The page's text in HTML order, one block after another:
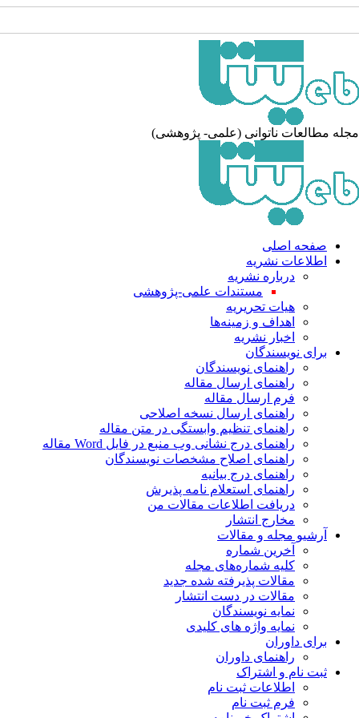
مطالعات ناتوانی (علمی- پژوهشی)
صفحه اصلی
اطلاعات نشریه
درباره نشریه
مستندات علمی-پژوهشی
هیات تحریریه
اهداف و زمینه‌ها
اخبار نشریه
برای نویسندگان
راهنمای نویسندگان
راهنمای ارسال مقاله
فرم ارسال مقاله
راهنمای ارسال نسخه اصلاحی
راهنمای تنظیم وابستگی در متن مقاله
راهنمای درج نشانی وب منبع در فایل Word مقاله
راهنمای اصلاح مشخصات نویسندگان
راهنمای درج بیانیه
راهنمای استعلام نامه پذیرش
دریافت اطلاعات مقالات من
مخارج انتشار
آرشیو مجله و مقالات
آخرین شماره
کلیه شماره‌های مجله
مقالات پذیرفته شده جدید
مقالات در دست انتشار
نمایه نویسندگان
نمایه واژه های کلیدی
برای داوران
راهنمای داوران
ثبت نام و اشتراک
اطلاعات ثبت نام
فرم ثبت نام